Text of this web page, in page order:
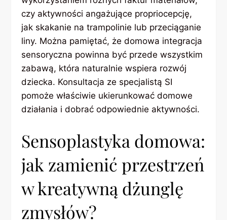
czy aktywności angażujące propriocepcję,
jak skakanie na trampolinie lub przeciąganie
liny. Można pamiętać, że domowa integracja
sensoryczna powinna być przede wszystkim
zabawą, która naturalnie wspiera rozwój
dziecka. Konsultacja ze specjalistą SI
pomoże właściwie ukierunkować domowe
działania i dobrać odpowiednie aktywności.
Sensoplastyka domowa:
jak zamienić przestrzeń
w kreatywną dżunglę
zmysłów?